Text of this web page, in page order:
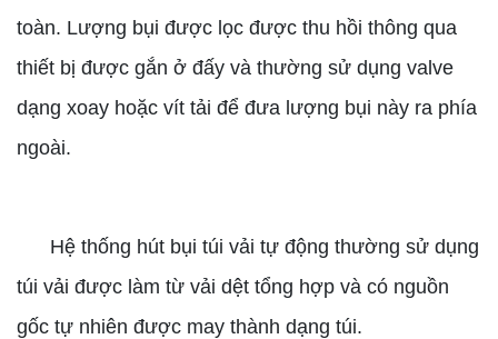
toàn. Lượng bụi được lọc được thu hồi thông qua
thiết bị được gắn ở đấy và thường sử dụng valve
dạng xoay hoặc vít tải để đưa lượng bụi này ra phía
ngoài.
Hệ thống hút bụi túi vải tự động thường sử dụng
túi vải được làm từ vải dệt tổng hợp và có nguồn
gốc tự nhiên được may thành dạng túi.